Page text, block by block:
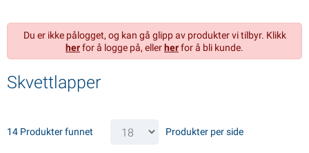
Aspöck
Radex
LED
og 24V tilbehør
og topptrekk
til gass
og vedlikehold
Svenska
Dansk
Du er ikke pålogget, og kan gå glipp av produkter vi tilbyr. Klikk
herfor å logge på, ellerherfor å bli kunde.
Skvettlapper
14 Produkter funnet Produkter per side